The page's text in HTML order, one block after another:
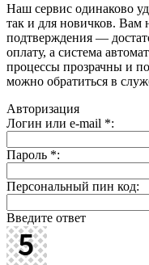
Наш сервис одинаково
так и для новичков. Вам
подтверждения —
оплату, а система
процессы прозрачны и
можно обратиться в
Авторизация
Логин или e-mail *:
Пароль *:
Персональный пин код:
Введите ответ